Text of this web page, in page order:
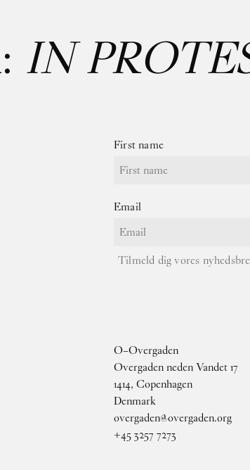
IN
First name
Email
Tilmeld dig vores
O–Overgaden
Overgaden neden Vandet 17
1414, Copenhagen
Denmark
overgaden@overgaden.org
+45 3257 7273